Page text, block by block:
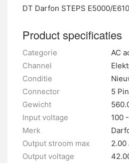
DT Darfon STEPS E5000/
Product specificaties
Categorie
AC
Channel
Conditie
Connector
5
Gewicht
Input voltage
100
Merk
Output stroom max
2.00
Output voltage